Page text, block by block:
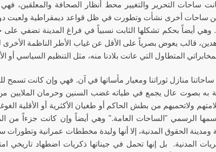
ساحات التحرير والتغيير محط أنظار الصحافة والمعلقين،
ساحات أخرى نشأت وتطورت في ظل قواعد ديمقراطية ولعبت
وهي أيضاً بحكم تشكلها الثابت نسبياً في فراغ المدينة تضفي على
قالب يعوض بصرياً على الأقل عن غياب الأطر الناظمة
المتطاول التي عانت بلادنا منه، مثل التنظيم السياسي أو
منازل ثوراتنا ومعيار مأساتها في آن. فهي وإن كانت تسمح
به بصوت عال يجمع في طياته غضب السنين وحرمان الملايين من
ولاتحميهم من بطش الحاكم أو طغيان الأكثرية أو الأقلية
الرسمي "الساحات العامة." وهي أيضاً وإن كانت جزءاً من
ومدينة الحقوق المدنية، إلا أنها وليدة مخططات عمرانية
المدنية. بل إنها تحمل في جيناتها ذكريات اضطهاد تاريخي